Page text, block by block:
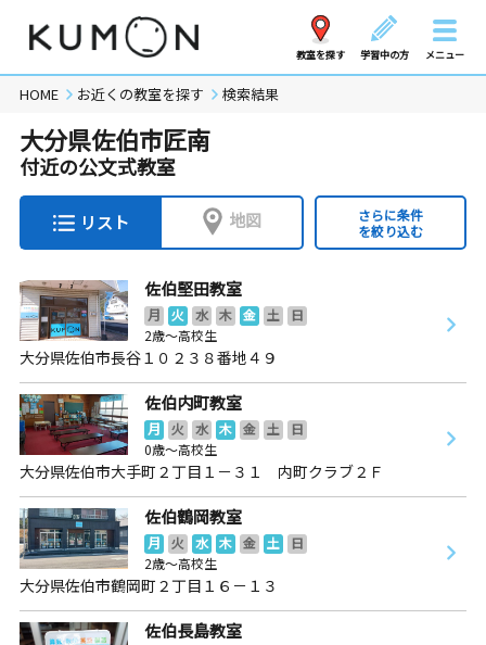
教室を探す 学習中の方 メニュー
HOME お近くの教室を探す 検索結果
大分県佐伯市匠南
付近の公文式教室
リスト 地図
さらに条件
を絞り込む
佐伯堅田教室
月 火 水 木 金 土
日
2歳～高校生
大分県佐伯市長谷１０２３８番地４９
佐伯内町教室
月 火 水 木 金 土
日
0歳～高校生
大分県佐伯市大手町２丁目１－３１ 内町クラブ２Ｆ
佐伯鶴岡教室
月 火 水 木 金 土
日
2歳～高校生
大分県佐伯市鶴岡町２丁目１６－１３
佐伯長島教室